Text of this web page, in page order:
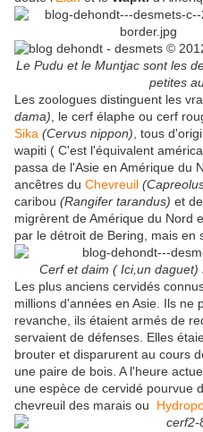
Le Pudu et le Muntjac sont les
petites
Les zoologues distinguent les
dama) , le cerf élaphe ou cerf
Sika (Cervus nippon) , tous
wapiti ( C'est l'équivalent
passa de l'Asie en Amérique du
ancêtres du Chevreuil
caribou (Rangifer tarandus) et
migrèrent de Amérique du Nord
par le détroit de Bering, mais en
Cerf et daim ( Ici,un daguet)
Les plus anciens cervidés
millions d'années en Asie. Ils ne
revanche, ils étaient armés de
servaient de défenses. Elles
brouter et disparurent au cours
une paire de bois. A l'heure
une espèce de cervidé pourvue
chevreuil des marais ou